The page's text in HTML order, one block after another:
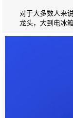
对于大多数人来
龙头，大到电冰